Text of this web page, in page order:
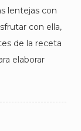
lentejas con
con ella,
de la receta
elaborar